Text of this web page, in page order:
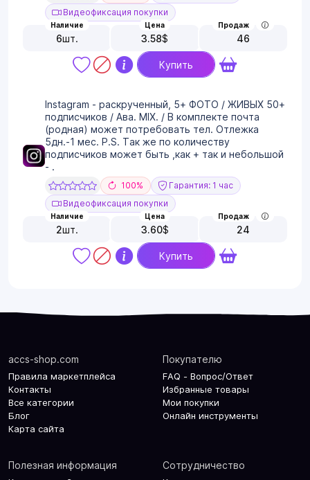
Видеофиксация покупки
Наличие
6шт.
Цена
3.58$
Продаж
46
Купить
Instagram - раскрученный, 5+ ФОТО / ЖИВЫХ 50+
подписчиков / Ава. MIX. / В комплекте почта
(родная) может потребовать тел. Отлежка
5дн.-1 мес. P.S. Так же по количеству
подписчиков может быть ,как + так и небольшой
- .
100%
Гарантия: 1 час
Видеофиксация покупки
Наличие
2шт.
Цена
3.60$
Продаж
24
Купить
accs-shop.com
Правила маркетплейса
Контакты
Все категории
Блог
Карта сайта
Покупателю
FAQ - Вопрос/Ответ
Избранные товары
Мои покупки
Онлайн инструменты
Полезная информация Сотрудничество